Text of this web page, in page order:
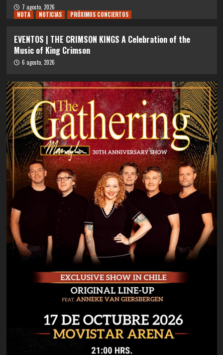
7 agosto, 2026
NOTA
NOTICIAS PRÓXIMOS CONCIERTOS
EVENTOS | THE CRIMSON KINGS A Celebration of the
Music of King Crimson
6 agosto, 2026